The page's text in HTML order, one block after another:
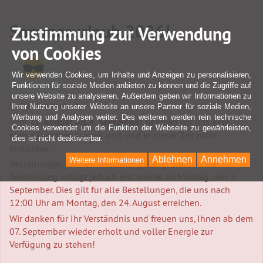
Sommerurlaub 2026!
Liebe Kundschaft,
vom25. August bis 4. Septembernehmen wir uns eine
kleine Familien-Auszeit und sind in dieser Zeit nicht
Bestellungen können weiterhin getätigt werden. Die
September. Dies gilt für alle Bestellungen, die uns nach
12:00 Uhr am Montag, den 24. August erreichen.
Wir danken für Ihr Verständnis und freuen uns, Ihnen ab dem
07. September wieder erholt und voller Energie zur
Verfügung zu stehen!
Zustimmung zur Verwendung
von Cookies
Wir verwenden Cookies, um Inhalte und Anzeigen zu personalisieren,
Funktionen für soziale Medien anbieten zu können und die Zugriffe auf
unsere Website zu analysieren. Außerdem geben wir Informationen zu
Ihrer Nutzung unserer Website an unsere Partner für soziale Medien,
Werbung und Analysen weiter. Des weiteren werden rein technische
Cookies verwendet um die Funktion der Webseite zu gewährleisten,
dies ist nicht deaktivierbar.
Annehmen
Ablehnen
Weitere Informationen